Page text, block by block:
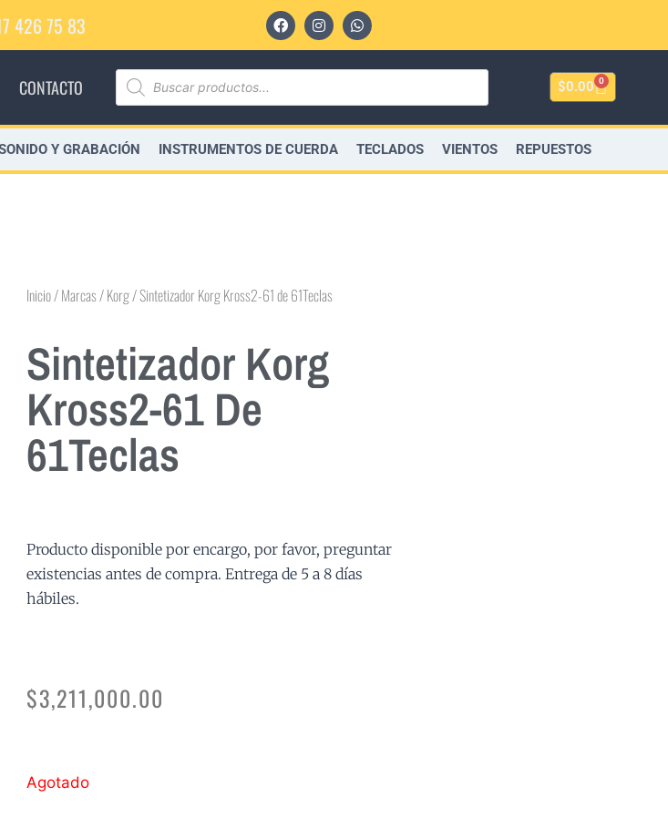
426 75 83
CONTACTO $0.00 0
Y GRABACIÓN INSTRUMENTOS DE CUERDA TECLADOS VIENTOS REPUESTOS
Inicio/Marcas/Korg/ Sintetizador Korg Kross2-61 de 61Teclas
Sintetizador Korg
Kross2-61 De
61Teclas
Producto disponible por encargo, por favor, preguntar
existencias antes de compra. Entrega de 5 a 8 días
hábiles.
$3,211,000.00
Agotado